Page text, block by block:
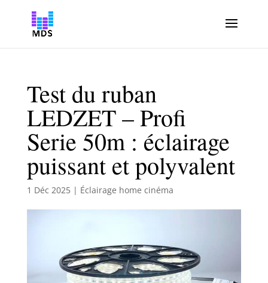
Test du ruban
LEDZET – Profi
Serie 50m : éclairage
puissant et polyvalent
1 Déc 2025| Éclairage home cinéma